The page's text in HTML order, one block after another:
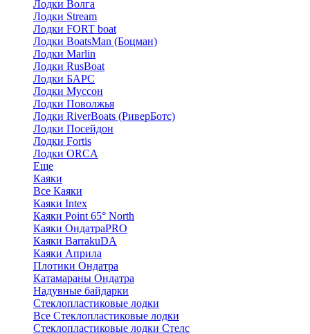
Лодки Волга
Лодки Stream
Лодки FORT boat
Лодки BoatsMan (Боцман)
Лодки Marlin
Лодки RusBoat
Лодки БАРС
Лодки Муссон
Лодки Поволжья
Лодки RiverBoats (РиверБотс)
Лодки Посейдон
Лодки Fortis
Лодки ORCA
Еще
Каяки
Все Каяки
Каяки Intex
Каяки Point 65° North
Каяки ОндатраPRO
Каяки BarrakuDA
Каяки Априла
Плотики Ондатра
Катамараны Ондатра
Надувные байдарки
Стеклопластиковые лодки
Все Стеклопластиковые лодки
Стеклопластиковые лодки Стелс